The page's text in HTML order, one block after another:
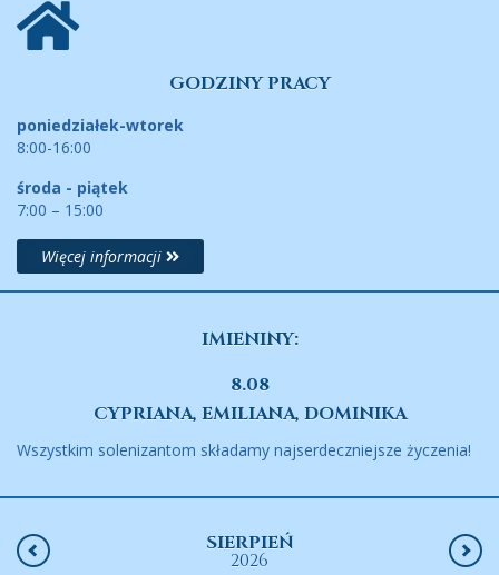
GODZINY PRACY
poniedziałek-wtorek
8:00-16:00
środa - piątek
7:00 – 15:00
Więcej informacji
IMIENINY:
8.08
CYPRIANA, EMILIANA, DOMINIKA
Wszystkim solenizantom składamy najserdeczniejsze życzenia!
SIERPIEŃ
2026